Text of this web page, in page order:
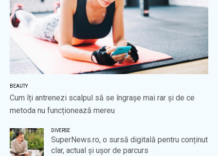
BEAUTY
Cum îți antrenezi scalpul să se îngrașe mai rar și de ce
metoda nu funcționează mereu
DIVERSE
SuperNews.ro, o sursă digitală pentru conținut
clar, actual și ușor de parcurs